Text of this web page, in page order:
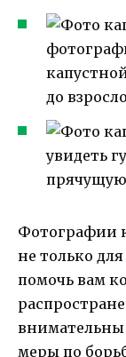
до
увидеть
Фотографии
не только
помочь вам
меры по